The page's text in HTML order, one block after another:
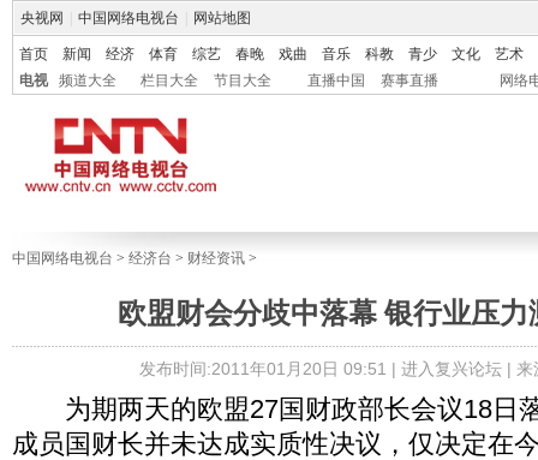
央视网 中国网络电视台 网站地图
首页 新闻 经济 体育 综艺 春晚 戏曲 音乐 科教 青少 文化
艺术
电视
频道大全 栏目大全 节目大全 直播中国 赛事直播 网络
中国网络电视台 > 经济台 > 财经资讯 >
欧盟财会分歧中落幕 银行业压力
发布时间:2011年01月20日 09:51 | 进入复兴论坛| 来
为期两天的欧盟27国财政部长会议18日
成员国财长并未达成实质性决议，仅决定在